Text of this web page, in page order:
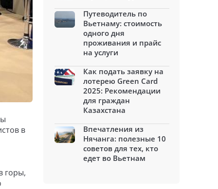
в
горы,
Путеводитель по
Вьетнаму: стоимость
одного дня
проживания и прайс
на услуги
Как подать заявку на
лотерею Green Card
2025: Рекомендации
для граждан
Казахстана
Впечатления из
Нячанга: полезные 10
советов для тех, кто
едет во Вьетнам